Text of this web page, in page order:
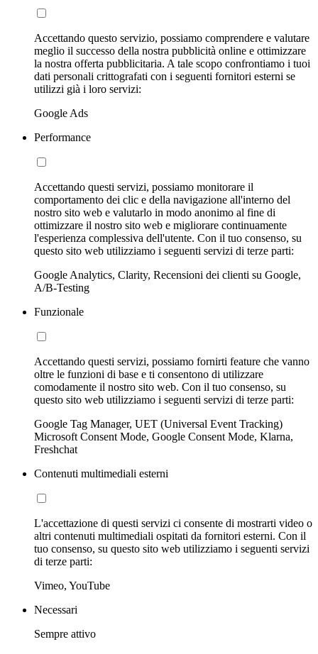
Accettando questo servizio, possiamo comprendere e valutare
meglio il successo della nostra pubblicità online e ottimizzare
la nostra offerta pubblicitaria. A tale scopo confrontiamo i tuoi
dati personali crittografati con i seguenti fornitori esterni se
utilizzi già i loro servizi:
Google Ads
Performance
Accettando questi servizi, possiamo monitorare il
comportamento dei clic e della navigazione all'interno del
nostro sito web e valutarlo in modo anonimo al fine di
ottimizzare il nostro sito web e migliorare continuamente
l'esperienza complessiva dell'utente. Con il tuo consenso, su
questo sito web utilizziamo i seguenti servizi di terze parti:
Google Analytics, Clarity, Recensioni dei clienti su Google,
A/B-Testing
Funzionale
Accettando questi servizi, possiamo fornirti feature che vanno
oltre le funzioni di base e ti consentono di utilizzare
comodamente il nostro sito web. Con il tuo consenso, su
questo sito web utilizziamo i seguenti servizi di terze parti:
Google Tag Manager, UET (Universal Event Tracking)
Microsoft Consent Mode, Google Consent Mode, Klarna,
Freshchat
Contenuti multimediali esterni
L'accettazione di questi servizi ci consente di mostrarti video o
altri contenuti multimediali ospitati da fornitori esterni. Con il
tuo consenso, su questo sito web utilizziamo i seguenti servizi
di terze parti:
Vimeo, YouTube
Necessari
Sempre attivo